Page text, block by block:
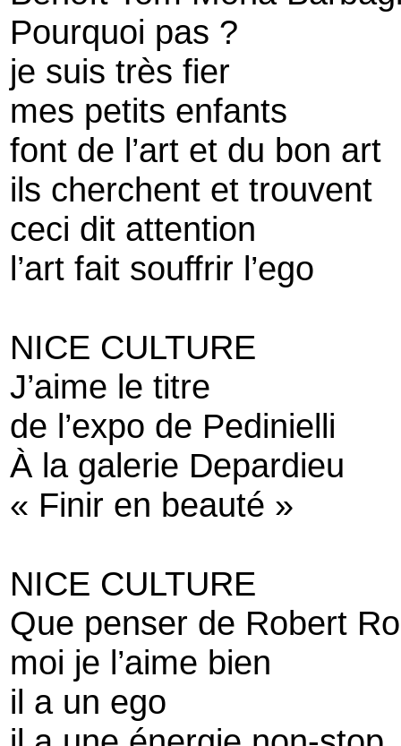
Pourquoi pas ?
je suis très fier
mes petits enfants
font de l’art et du bon art
ils cherchent et trouvent
ceci dit attention
l’art fait souffrir l’ego
NICE CULTURE
J’aime le titre
de l’expo de Pedinielli
À la galerie Depardieu
« Finir en beauté »
NICE CULTURE
Que penser de Robert
moi je l’aime bien
il a un ego